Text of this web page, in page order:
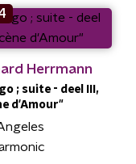
Herrmann
; suite - deel III,
d'Amour"